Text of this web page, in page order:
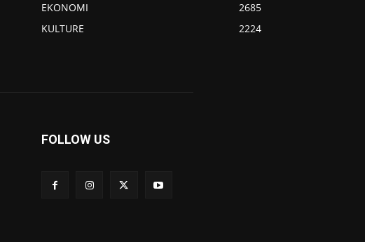
EKONOMI
2685
KULTURE
2224
FOLLOW US